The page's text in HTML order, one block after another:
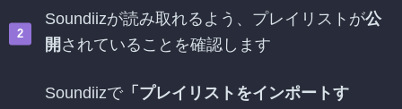
Soundiizが読み取れるよう、プレイリストが公
開 されていることを確認します
Soundiizで「プレイリストをインポートす